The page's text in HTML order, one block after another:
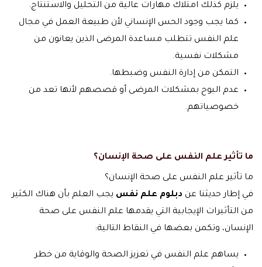
يلزم كذلك امتلاك مهارات عالية من التحليل والاستنتاج.
كما يجب وجود الحس الإنساني لأن طبيعة العمل في مجال
علم النفس تتطلب مساعدة المرضى الذين يعانون من
مشكلات نفسية.
التمكن من إدارة النفس وضبطها.
عدم البوح بمشكلات المرضى أو قصصهم لأنها تعد من
خصوصياتهم.
ما تأثير علم النفس على صحة الإنسان؟
ما تأثير علم النفس على صحة الإنسان؟
في إطار حديثنا عن دبلوم علم نفس يجب العلم بأن هناك الكثير
من التأثيرات الإيجابية التي يقدمها علم النفس على صحة
الإنسان، وتكمن بعضها في النقاط التالية:
يساهم علم النفس في تعزيز الصحة والوقاية من خطر